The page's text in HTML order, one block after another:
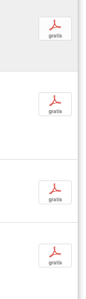
p
gratis
p
gratis
p
gratis
p
gratis